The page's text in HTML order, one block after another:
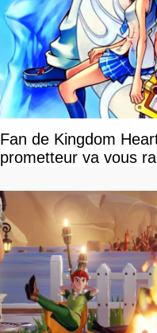
Fan de Kingdom
prometteur va vous